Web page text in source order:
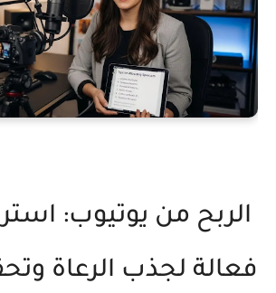
الربح من يوتيوب:
فعالة لجذب الرعاة